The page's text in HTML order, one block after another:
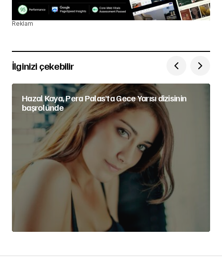
Reklam
İlginizi çekebilir
Hazal Kaya, Pera Palas’ta Gece Yarısı dizisinin
başrolünde